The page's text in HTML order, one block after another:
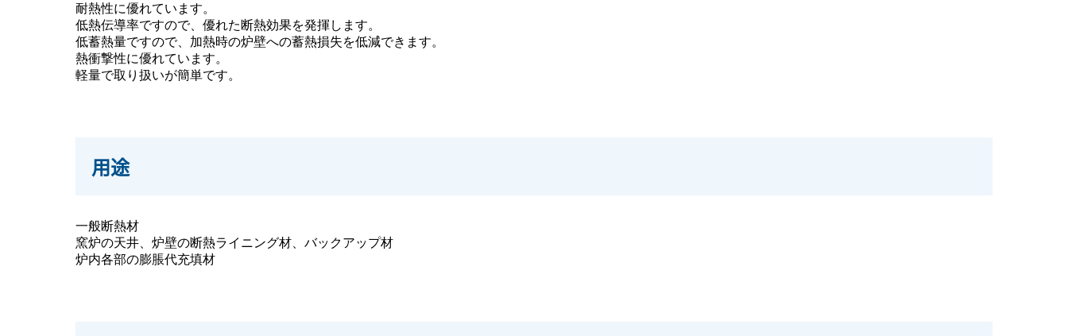
耐熱性に優れています。
低熱伝導率ですので、優れた断熱効果を発揮します。
低蓄熱量ですので、加熱時の炉壁への蓄熱損失を低減できます。
熱衝撃性に優れています。
軽量で取り扱いが簡単です。
用途
一般断熱材
窯炉の天井、炉壁の断熱ライニング材、バックアップ材
炉内各部の膨脹代充填材